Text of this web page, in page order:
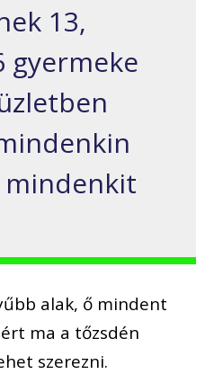
13,
gyermeke
mindenkit
alak, ő mindent
ma a tőzsdén
szerezni.